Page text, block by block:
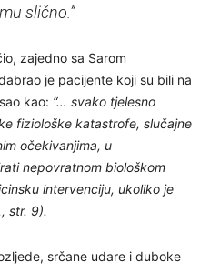
slično.”
zajedno sa Sarom
je pacijente koji su bili na
kao: “… svako tjelesno
fiziološke katastrofe, slučajne
očekivanjima, u
nepovratnom biološkom
intervenciju, ukoliko je
str. 9).
srčane udare i duboke